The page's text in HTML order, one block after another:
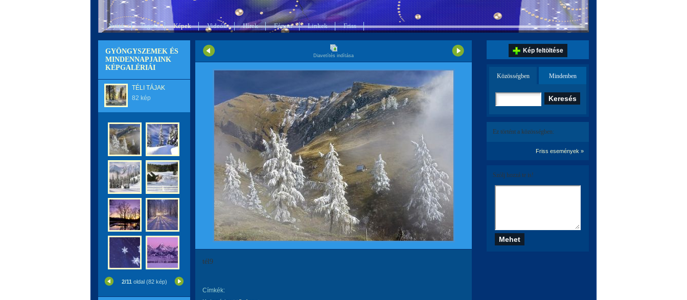
Nyitó Tagok Képek Videók Hírek Fórum Linkek Friss
GYÖNGYSZEMEK ÉS
MINDENNAPJAINK
KÉPGALÉRIÁI
TÉLI TÁJAK
82 kép
2/11 oldal (82 kép)
Diavetítés indítása
tél9
Címkék:
Kép feltöltése
Közösségben Mindenben
Ez történt a közösségben:
Friss események »
Szólj hozzá te is!